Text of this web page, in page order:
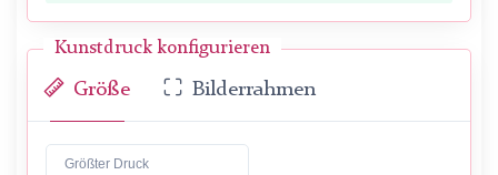
Kunstdruck konfigurieren
Größe Bilderrahmen
Größter Druck